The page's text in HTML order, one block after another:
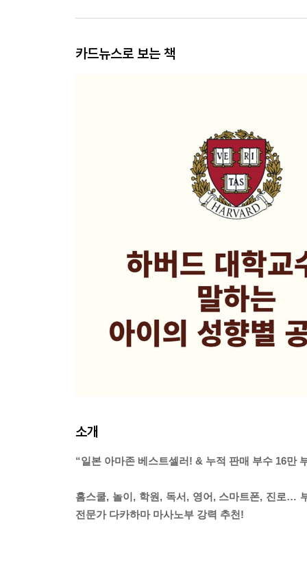
카드뉴스로 보는 책
소개
“일본 아마존 베스트셀러! & 누적 판매 부수 16만
홈스쿨, 놀이, 학원, 독서, 영어, 스마트폰, 진로…
전문가 다카하마 마사노부 강력 추천!